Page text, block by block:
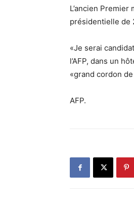
L’ancien
présidentielle de
«Je serai
l’AFP, dans un
«grand cordon
AFP.